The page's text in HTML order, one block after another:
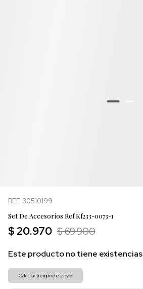
REF. 30510199
Set De Accesorios Ref Kf233-0073-1
$ 20.970 $ 69.900
Este producto no tiene existencias
Calcular tiempo de envío